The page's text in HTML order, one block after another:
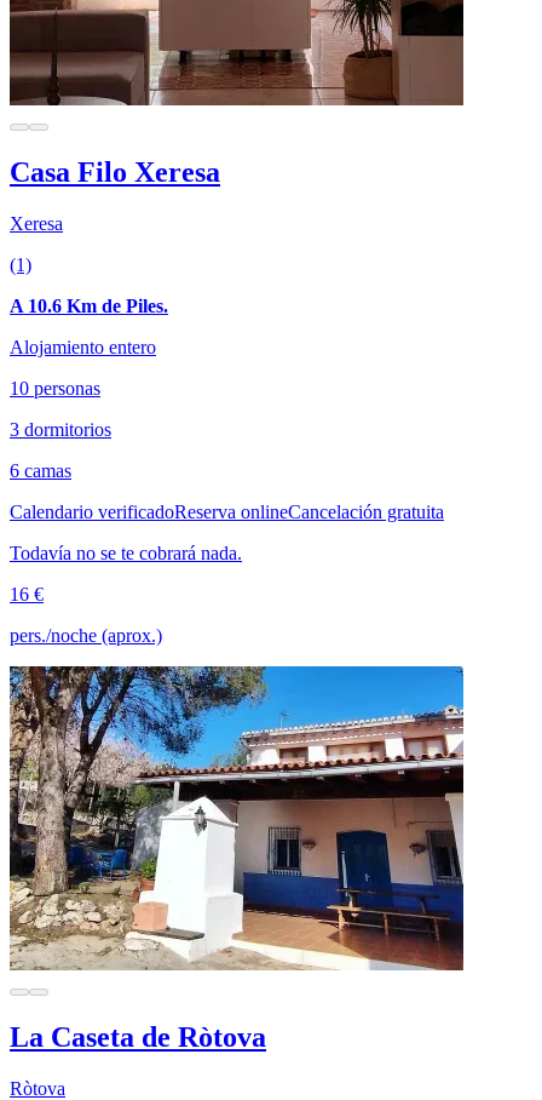
Casa Filo Xeresa
Xeresa
(1)
A 10.6 Km de Piles.
Alojamiento entero
10 personas
3 dormitorios
6 camas
Calendario verificadoReserva onlineCancelación gratuita
Todavía no se te cobrará nada.
16 €
pers./noche (aprox.)
La Caseta de Ròtova
Ròtova